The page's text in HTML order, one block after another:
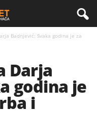
Badnjević: Svaka godina je za
Darja
godina je
i